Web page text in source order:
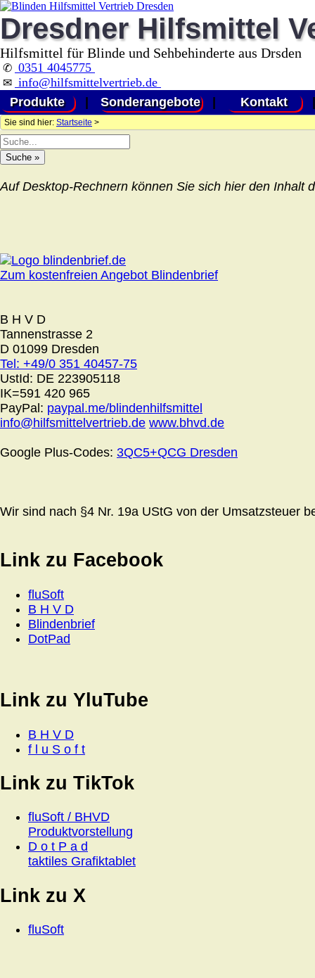
Dresdner Hilfsmittel
Hilfsmittel für Blinde und Sehbehinderte aus Drsden
✆ 0351 4045775
✉ info@hilfsmittelvertrieb.de
Produkte
Sonderangebote Kontakt
Sie sind hier: Startseite >
Auf Desktop-Rechnern können Sie sich hier den Inhalt
Zum kostenfreien Angebot Blindenbrief
B H V D
Tannenstrasse 2
D 01099 Dresden
Tel: +49/0 351 40457-75
UstId: DE 223905118
IK=591 420 965
PayPal: paypal.me/blindenhilfsmittel
info@hilfsmittelvertrieb.de www.bhvd.de
Google Plus-Codes: 3QC5+QCG Dresden
Wir sind nach §4 Nr. 19a UStG von der Umsatzsteuer
Link zu Facebook
fluSoft
B H V D
Blindenbrief
DotPad
Link zu YluTube
B H V D
f l u S o f t
Link zu TikTok
fluSoft / BHVD
Produktvorstellung
D o t P a d
taktiles Grafiktablet
Link zu X
fluSoft